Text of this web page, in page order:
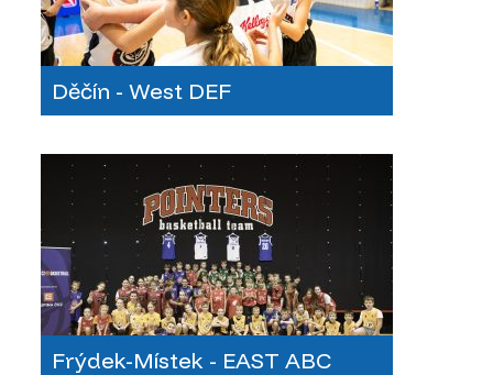
Děčín - West DEF
Frýdek-Místek - EAST ABC